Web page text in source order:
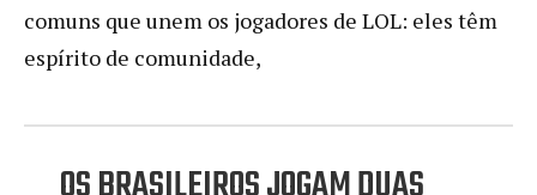
comuns que unem os jogadores de LOL: eles têm
espírito de comunidade,